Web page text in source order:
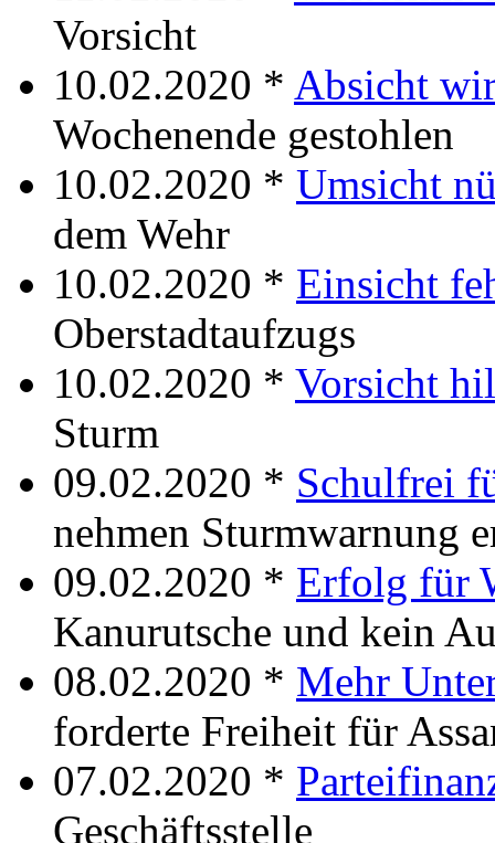
Vorsicht
10.02.2020 * Absicht
Wochenende gestohlen
10.02.2020 * Umsicht
dem Wehr
10.02.2020 * Einsicht
Oberstadtaufzugs
10.02.2020 * Vorsicht
Sturm
09.02.2020 * Schulfrei
nehmen Sturmwarnung
09.02.2020 * Erfolg für
Kanurutsche und kein
08.02.2020 * Mehr
forderte Freiheit für
07.02.2020 *
Geschäftsstelle